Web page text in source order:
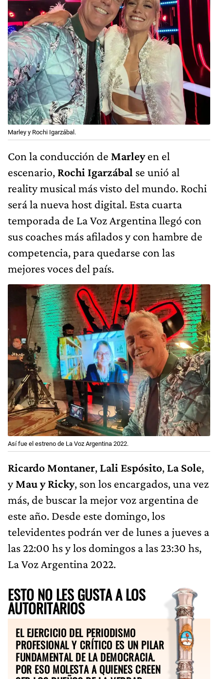
Marley y Rochi Igarzábal.
Con la conducción de Marleyen el
escenario, Rochi Igarzábal se unió al
reality musical más visto del mundo. Rochi
será la nueva host digital. Esta cuarta
temporada de La Voz Argentina llegó con
sus coaches más afilados y con hambre de
competencia, para quedarse con las
mejores voces del país.
Así fue el estreno de La Voz Argentina 2022.
Ricardo Montaner, Lali Espósito, La Sole,
yMau y Ricky, son los encargados, una vez
más, de buscar la mejor voz argentina de
este año. Desde este domingo, los
televidentes podrán ver de lunes a jueves a
las 22:00 hs y los domingos a las 23:30 hs,
La Voz Argentina 2022.
ESTO NO LES GUSTA A LOS
AUTORITARIOS
EL EJERCICIO DEL PERIODISMO
PROFESIONAL Y CRÍTICO ES UN PILAR
FUNDAMENTAL DE LA DEMOCRACIA.
POR ESO MOLESTA A QUIENES CREEN